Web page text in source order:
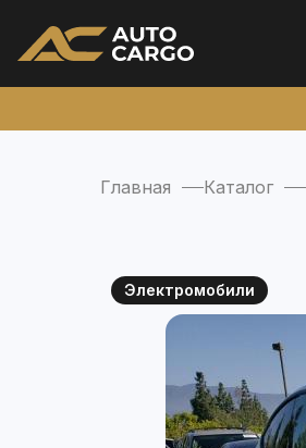
Главная Каталог
Электромобили